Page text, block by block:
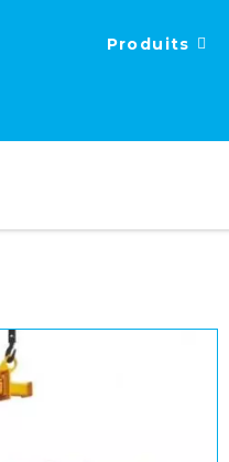
Produits